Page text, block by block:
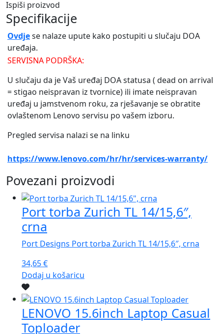
Ispiši proizvod
Specifikacije
Ovdjese nalaze upute kako postupiti u slučaju DOA
uređaja.
SERVISNA PODRŠKA:
U slučaju da je Vaš uređaj DOA statusa ( dead on arrival
= stigao neispravan iz tvornice) ili imate neispravan
uređaj u jamstvenom roku, za rješavanje se obratite
ovlaštenom Lenovo servisu po vašem izboru.
Pregled servisa nalazi se na linku
https://www.lenovo.com/hr/hr/services-warranty/
Povezani proizvodi
Port torba Zurich TL 14/15,6″,
crna
Port Designs Port torba Zurich TL 14/15,6″, crna
34,65€
Dodaj u košaricu
LENOVO 15.6inch Laptop Casual
Toploader